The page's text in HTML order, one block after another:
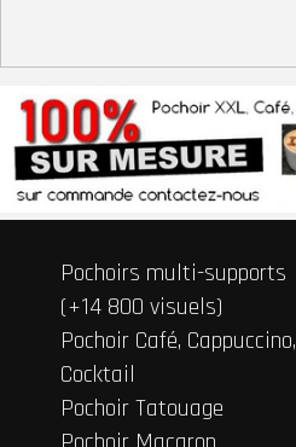
Pochoirs multi-supports
(+14 800 visuels)
Pochoir Café, Cappuccino,
Cocktail
Pochoir Tatouage